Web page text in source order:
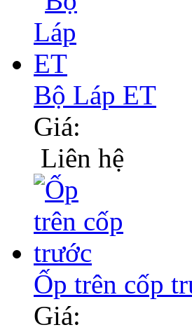
Bộ Láp ET
Giá:
Liên hệ
Ốp trên cốp
Giá: